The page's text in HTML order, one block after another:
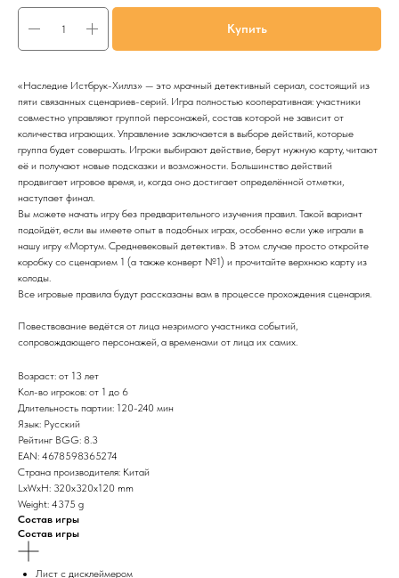
Купить
«Наследие Истбрук-Хиллз» — это мрачный детективный сериал, состоящий из
пяти связанных сценариев-серий. Игра полностью кооперативная: участники
совместно управляют группой персонажей, состав которой не зависит от
количества играющих. Управление заключается в выборе действий, которые
группа будет совершать. Игроки выбирают действие, берут нужную карту, читают
её и получают новые подсказки и возможности. Большинство действий
продвигает игровое время, и, когда оно достигает определённой отметки,
наступает финал.
Вы можете начать игру без предварительного изучения правил. Такой вариант
подойдёт, если вы имеете опыт в подобных играх, особенно если уже играли в
нашу игру «Мортум. Средневековый детектив». В этом случае просто откройте
коробку со сценарием 1 (а также конверт №1) и прочитайте верхнюю карту из
колоды.
Все игровые правила будут рассказаны вам в процессе прохождения сценария.
Повествование ведётся от лица незримого участника событий,
сопровождающего персонажей, а временами от лица их самих.
Возраст: от 13 лет
Кол-во игроков: от 1 до 6
Длительность партии: 120-240 мин
Язык: Русский
Рейтинг BGG: 8.3
EAN: 4678598365274
Страна производителя: Китай
LxWxH: 320x320x120 mm
Weight: 4375 g
Состав игры
Состав игры
Лист с дисклеймером